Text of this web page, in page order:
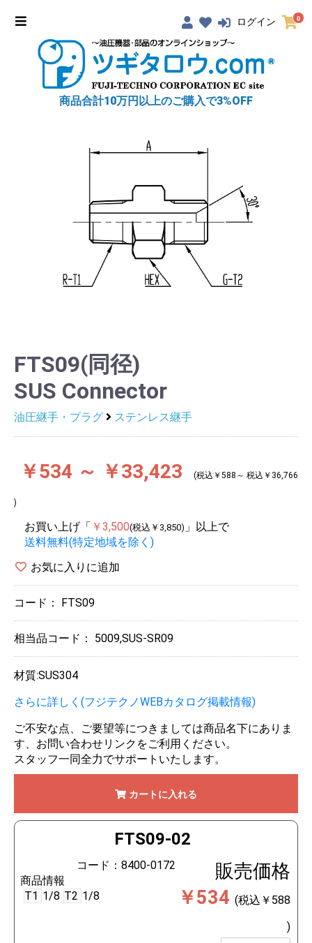
ログイン 0
商品合計10万円以上のご購入で3%OFF
FTS09(同径)
SUS Connector
油圧継手・プラグ ステンレス継手
￥534 ～ ￥33,423 (税込￥588～ 税込￥36,766
)
お買い上げ「 ￥3,500(税込￥3,850) 」以上で
送料無料(特定地域を除く)
お気に入りに追加
コード： FTS09
相当品コード： 5009,SUS-SR09
材質:SUS304
さらに詳しく(フジテクノWEBカタログ掲載情報)
ご不安な点、ご要望等につきましては商品名下にありま
す、お問い合わせリンクをご利用ください。
スタッフ一同全力でサポートいたします。
カートに入れる
FTS09-02
コード：8400-0172
商品情報
T1 1/8 T2 1/8
販売価格
￥534 (税込￥588
)